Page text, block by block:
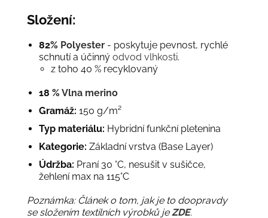
Složení:
82% Polyester - poskytuje pevnost, rychlé
schnutí a účinný odvod vlhkosti.
z toho 40 % recyklovaný
18 % Vlna merino
Gramáž: 150 g/m²
Typ materiálu: Hybridní funkční pletenina
Kategorie: Základní vrstva (Base Layer)
Údržba: Praní 30 °C, nesušit v sušičce,
žehlení max na 115°C
Poznámka: Článek o tom, jak je to doopravdy
se složením textilních výrobků jeZDE.